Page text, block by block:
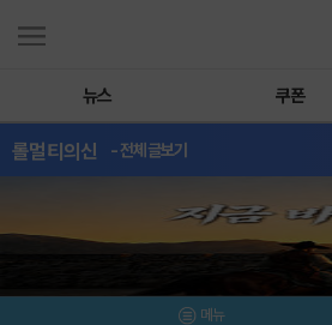
뉴스 쿠폰
롤멀티의신 - 전체글보기
메뉴